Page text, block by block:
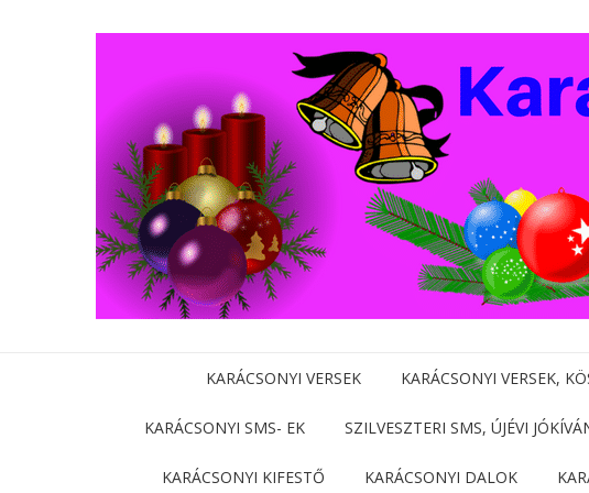
KARÁCSONYI VERSEK KARÁCSONYI VERSEK,
KARÁCSONYI SMS- EK SZILVESZTERI SMS, ÚJÉVI
KARÁCSONYI KIFESTŐ KARÁCSONYI DALOK